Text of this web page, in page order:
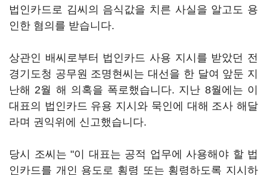
법인카드로 김씨의 음식값을 치른 사실을 알고도 용
인한 혐의를 받습니다.
상관인 배씨로부터 법인카드 사용 지시를 받았던 전
경기도청 공무원 조명현씨는 대선을 한 달여 앞둔 지
난해 2월 해 의혹을 폭로했습니다. 지난 8월에는 이
대표의 법인카드 유용 지시와 묵인에 대해 조사 해달
라며 권익위에 신고했습니다.
당시 조씨는 "이 대표는 공적 업무에 사용해야 할 법
인카드를 개인 용도로 횡령 또는 횡령하도록 지시하